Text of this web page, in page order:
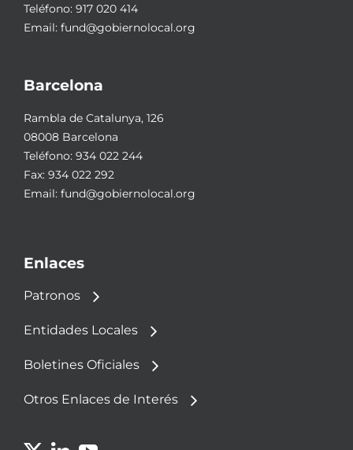
Teléfono: 917 020 414
Email: fund@gobiernolocal.org
Barcelona
Rambla de Catalunya, 126
08008 Barcelona
Teléfono: 934 022 244
Fax: 934 022 292
Email: fund@gobiernolocal.org
Enlaces
Patronos
Entidades Locales
Boletines Oficiales
Otros Enlaces de Interés